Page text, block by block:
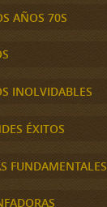
AÑOS 70S
INOLVIDABLES
ÉXITOS
FUNDAMENTALES